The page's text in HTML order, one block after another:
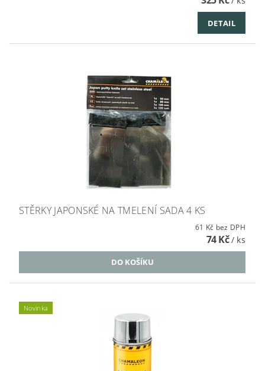
DETAIL
STĚRKY JAPONSKÉ NA TMELENÍ SADA 4 KS
61 Kč bez DPH
74 Kč/ ks
Novinka